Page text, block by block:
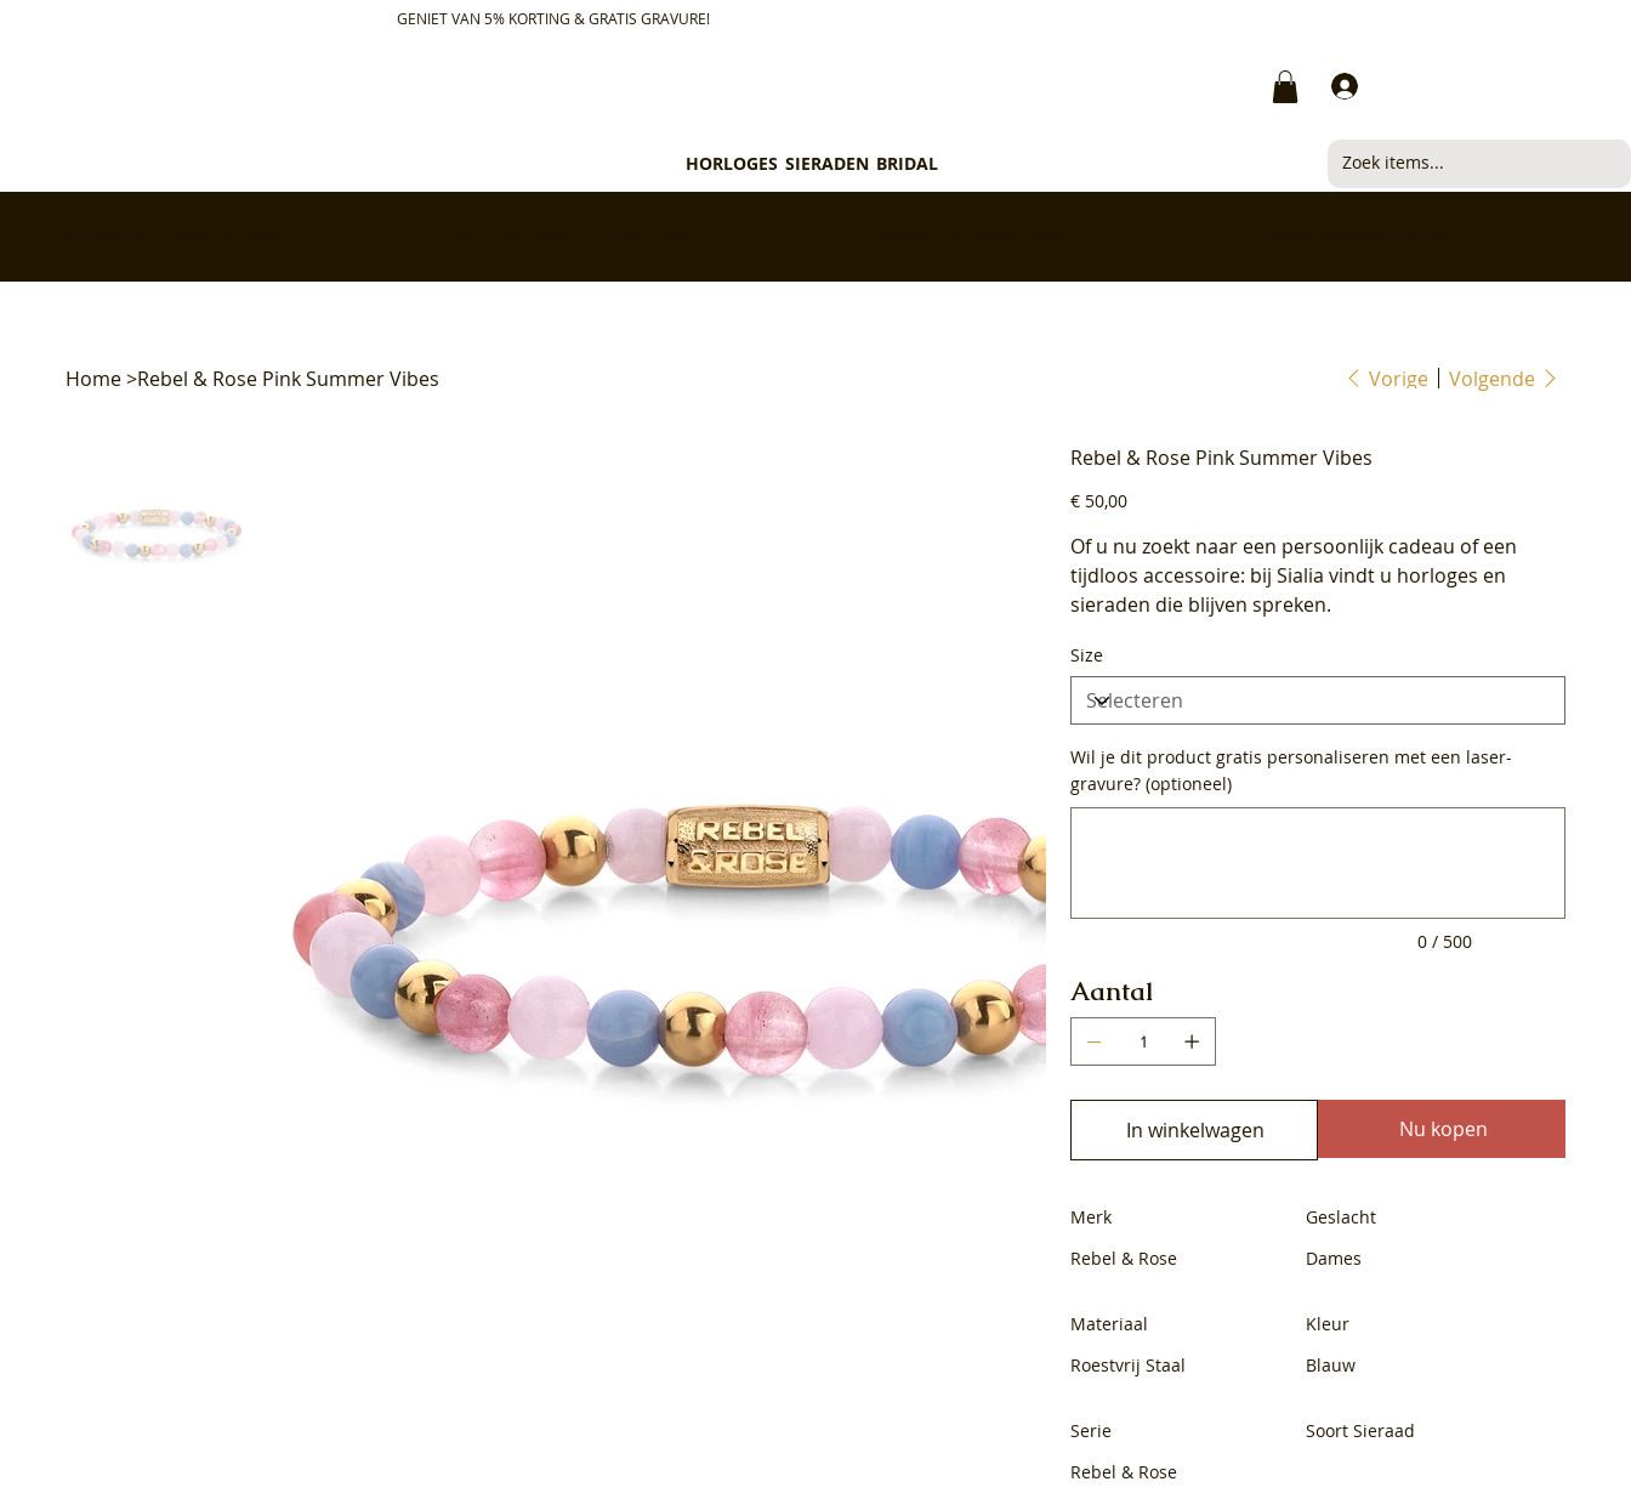
GENIET VAN 5% KORTING & GRATIS GRAVURE!
HORLOGES SIERADEN BRIDAL
Home>Rebel & Rose Pink Summer Vibes Vorige Volgende
Rebel & Rose Pink Summer Vibes
Prijs
€ 50,00
Of u nu zoekt naar een persoonlijk cadeau of een
tijdloos accessoire: bij Sialia vindt u horloges en
sieraden die blijven spreken.
Size
Wil je dit product gratis personaliseren met een laser-
gravure? (optioneel)
0 / 500
Aantal
In winkelwagen Nu kopen
Merk
Rebel & Rose
Geslacht
Dames
Materiaal
Roestvrij Staal
Kleur
Blauw
Serie
Rebel & Rose
Soort Sieraad